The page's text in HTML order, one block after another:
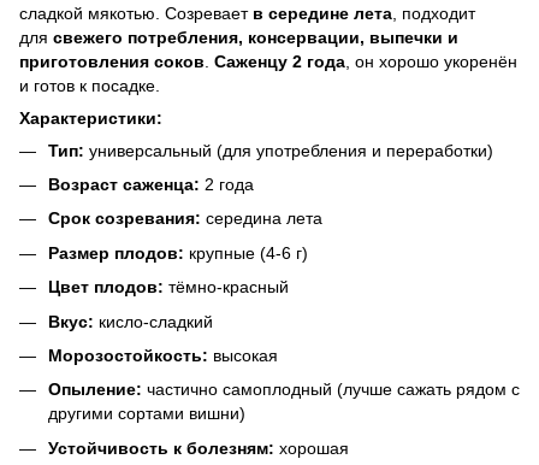
сладкой мякотью. Созревает в середине лета , подходит
для свежего потребления, консервации, выпечки и
приготовления соков Саженцу 2 года , он хорошо укоренён
и готов к посадке.
Характеристики:
Тип: универсальный (для употребления и переработки)
Возраст саженца: 2 года
Срок созревания: середина лета
Размер плодов: крупные (4-6 г)
Цвет плодов: тёмно-красный
Вкус: кисло-сладкий
Морозостойкость: высокая
Опыление: частично самоплодный (лучше сажать рядом с
другими сортами вишни)
Устойчивость к болезням: хорошая